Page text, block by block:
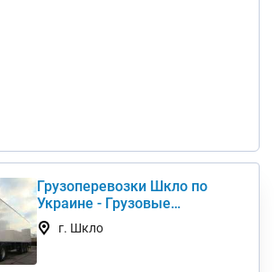
Грузоперевозки Шкло по
Украине - Грузовые
автоперевозки дешево
г. Шкло